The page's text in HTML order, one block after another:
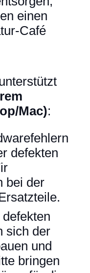
einen
Café
Mac):
defekten
bei der
sich der
und
bringen